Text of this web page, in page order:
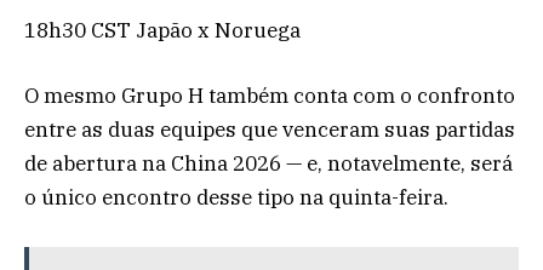
18h30 CST Japão x Noruega
O mesmo Grupo H também conta com o confronto
entre as duas equipes que venceram suas partidas
de abertura na China 2026 — e, notavelmente, será
o único encontro desse tipo na quinta-feira.